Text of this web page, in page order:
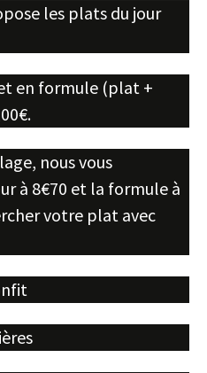
les plats du jour
en formule (plat +
nous vous
à 8€70 et la formule à
votre plat avec